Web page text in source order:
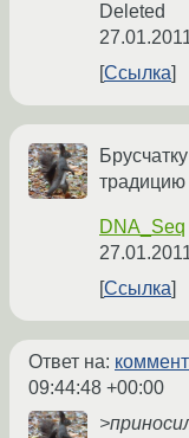
Deleted
Ссылка
традицию
DNA_Seq
Ссылка
Ответ на:
09:44:48 +00:00